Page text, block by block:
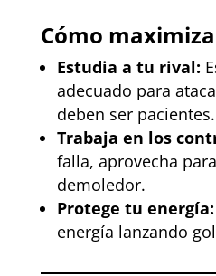
Cómo
Estudia a tu rival:
adecuado para
deben ser pacientes.
Trabaja en los
falla, aprovecha
demoledor.
Protege tu energía:
energía lanzando